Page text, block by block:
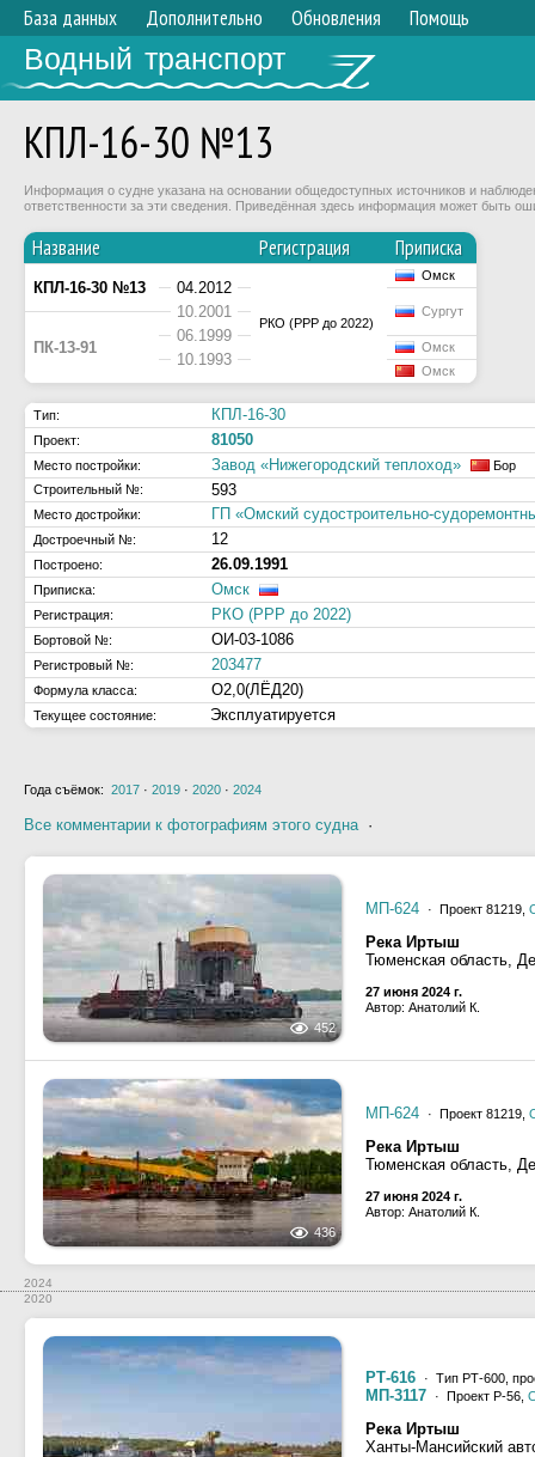
База данных Дополнительно Обновления Помощь
Водный транспорт
КПЛ-16-30 №13
Информация о судне указана на основании общедоступных источников и
ответственности за эти сведения. Приведённая здесь информация может быть
Название Регистрация Приписка
КПЛ-16-30 №13 04.2012
РКО (РРР до 2022)
Омск
10.2001 Сургут
ПК-13-91
06.1999
10.1993
Омск
Омск
Тип: КПЛ-16-30
Проект: 81050
Место постройки: Завод «Нижегородский теплоход»
Бор
Строительный №:
593
Место достройки: ГП «Омский судостроительно-
Достроечный №: 12
Построено: 26.09.1991
Приписка: Омск
Регистрация: РКО (РРР до 2022)
Бортовой №: ОИ-03-1086
Регистровый №: 203477
Формула класса: О2,0(ЛЁД20)
Текущее состояние: Эксплуатируется
Года съёмок: 2017 · 2019 · 2020 · 2024
Все комментарии к фотографиям этого судна·
452
МП-624 · Проект 81219,
Река Иртыш
Тюменская область,
27 июня 2024 г.
Автор: Анатолий К.
436
МП-624 · Проект 81219,
Река Иртыш
Тюменская область,
27 июня 2024 г.
Автор: Анатолий К.
2024
2020
РТ-616 · Тип РТ-600,
МП-3117 · Проект Р-56,
Река Иртыш
Ханты-Мансийский